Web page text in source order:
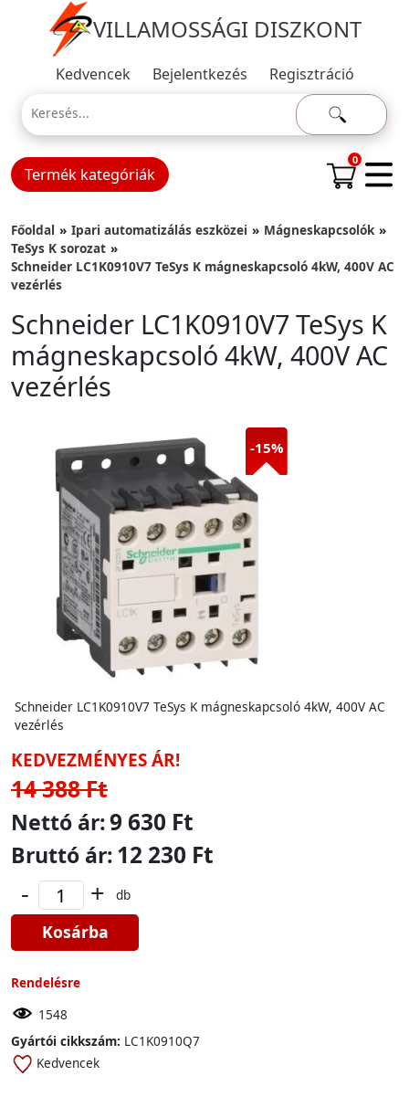
VILLAMOSSÁGI DISZKONT
Kedvencek Bejelentkezés Regisztráció
Termék kategóriák
0
Főoldal Ipari automatizálás eszközei
Mágneskapcsolók
TeSys K sorozat
Schneider LC1K0910V7 TeSys K mágneskapcsoló 4kW, 400V AC
vezérlés
Schneider LC1K0910V7 TeSys K
mágneskapcsoló 4kW, 400V AC
vezérlés
-15%
Schneider LC1K0910V7 TeSys K mágneskapcsoló 4kW, 400V AC
vezérlés
KEDVEZMÉNYES ÁR!
14 388 Ft
Nettó ár:9 630 Ft
Bruttó ár:12 230 Ft
- + db
Kosárba
Rendelésre
1548
Gyártói cikkszám: LC1K0910Q7
Kedvencek